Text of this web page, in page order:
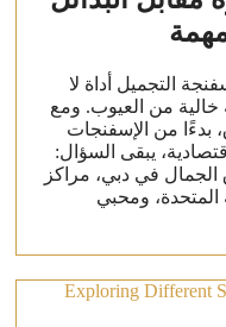
التجميل أداة لا
من العيوب. ومع
بدءًا من الإسفنجات
يبقى السؤال:
الجمال في دبي، مراكز
المتحدة، ومحبي